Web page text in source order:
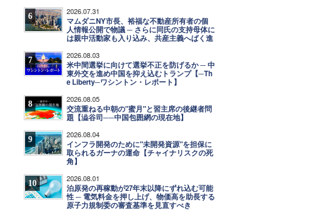
6 2026.07.31
マムダニNY市長、裕福な不動産所有者の個
人情報公開で物議 ─ さらに同氏の支持母体に
は親中活動家も入り込み、共産主義へばく進
7 2026.08.03
米中間選挙に向けて選挙不正を防げるか ─ 中
東外交を進め中国を抑え込むトランプ【─Th
e Liberty─ワシントン・レポート】
8 2026.08.05
交流重ねる中朝の"蜜月"と習主席の後継者問
題【澁谷司──中国包囲網の現在地】
9 2026.08.04
インフラ開発のために"未開発資源"を担保に
取られるガーナの運命【チャイナリスクの死
角】
10 2026.08.01
泊原発の再稼動が27年末以降にずれ込む可能
性 ─ 電気料金を押し上げ、物価高を助長する
原子力規制委の審査基準を見直すべき